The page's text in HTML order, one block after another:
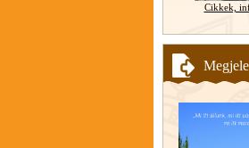
Cikkek,